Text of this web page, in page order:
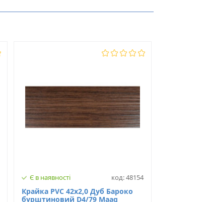
22
Є в наявності код: 48154
Крайка PVC 42х2,0 Дуб Бароко
бурштиновий D4/79 Maag